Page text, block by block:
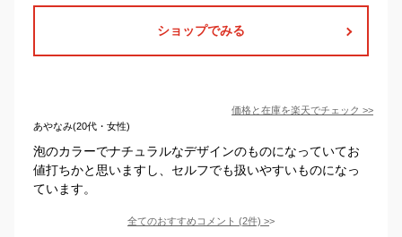
ショップでみる
価格と在庫を楽天でチェック >>
あやなみ(20代・女性)
泡のカラーでナチュラルなデザインのものになっていてお
値打ちかと思いますし、セルフでも扱いやすいものになっ
ています。
全てのおすすめコメント (2件) >